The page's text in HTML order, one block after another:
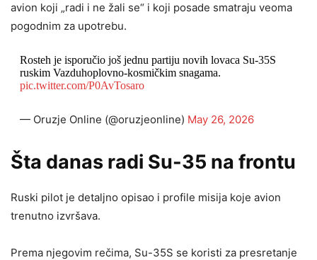
avion koji „radi i ne žali se“ i koji posade smatraju veoma
pogodnim za upotrebu.
Rosteh je isporučio još jednu partiju novih lovaca Su-35S
ruskim Vazduhoplovno-kosmičkim snagama.
pic.twitter.com/P0AvTosaro
— Oruzje Online (@oruzjeonline) May 26, 2026
Šta danas radi Su-35 na frontu
Ruski pilot je detaljno opisao i profile misija koje avion
trenutno izvršava.
Prema njegovim rečima, Su-35S se koristi za presretanje